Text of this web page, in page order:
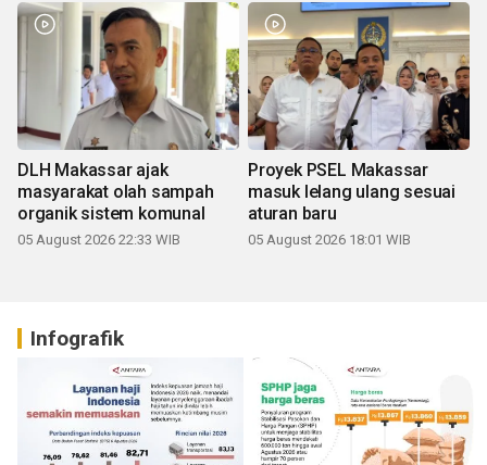
DLH Makassar ajak
masyarakat olah sampah
organik sistem komunal
05 August 2026 22:33 WIB
Proyek PSEL Makassar
masuk lelang ulang sesuai
aturan baru
05 August 2026 18:01 WIB
Infografik